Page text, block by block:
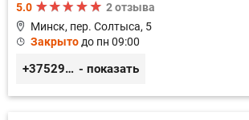
5.0
2 отзыва
Минск, пер. Солтыса, 5
Закрыто до пн 09:00
+375293714433 - показать